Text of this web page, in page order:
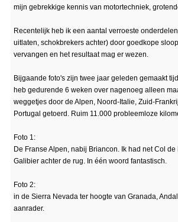
mijn gebrekkige kennis van motortechniek,
Recentelijk heb ik een aantal verroeste
uitlaten, schokbrekers achter) door goedkope
vervangen en het resultaat mag er wezen.
Bijgaande foto's zijn twee jaar geleden gemaakt
heb gedurende 6 weken over nagenoeg alleen
weggetjes door de Alpen, Noord-Italie, Zuid-
Portugal getoerd. Ruim 11.000 probleemloze
Foto 1:
De Franse Alpen, nabij Briancon. Ik had net Col
Galibier achter de rug. In één woord fantastisch.
Foto 2:
in de Sierra Nevada ter hoogte van Granada,
aanrader.